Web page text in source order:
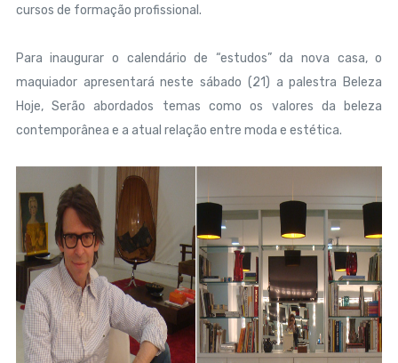
cursos de formação profissional.
Para inaugurar o calendário de “estudos” da nova casa, o
maquiador apresentará neste sábado (21) a palestra Beleza
Hoje, Serão abordados temas como os valores da beleza
contemporânea e a atual relação entre moda e estética.